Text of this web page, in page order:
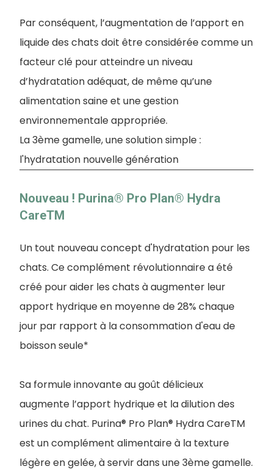
Par conséquent, l’augmentation de l’apport en
liquide des chats doit être considérée comme un
facteur clé pour atteindre un niveau
d’hydratation adéquat, de même qu’une
alimentation saine et une gestion
environnementale appropriée.
La 3ème gamelle, une solution simple :
l'hydratation nouvelle génération
Nouveau ! Purina® Pro Plan® Hydra
CareTM
Un tout nouveau concept d'hydratation pour les
chats. Ce complément révolutionnaire a été
créé pour aider les chats à augmenter leur
apport hydrique en moyenne de 28% chaque
jour par rapport à la consommation d'eau de
boisson seule*
Sa formule innovante au goût délicieux
augmente l’apport hydrique et la dilution des
urines du chat. Purina® Pro Plan® Hydra CareTM
est un complément alimentaire à la texture
légère en gelée, à servir dans une 3ème gamelle.